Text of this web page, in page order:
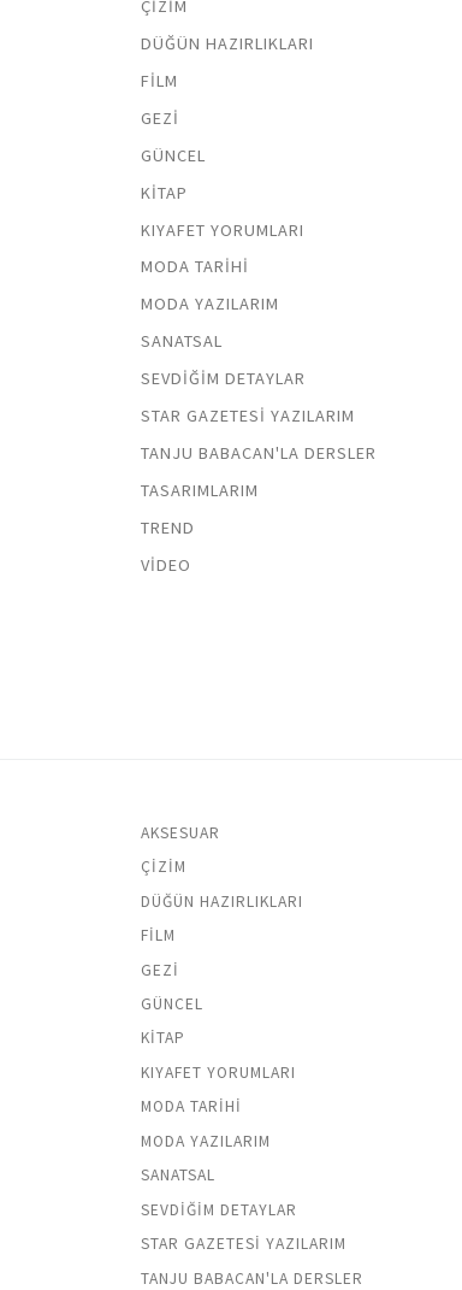
ÇIZIM
DÜĞÜN HAZIRLIKLARI
FILM
GEZI
GÜNCEL
KITAP
KIYAFET YORUMLARI
MODA TARIHI
MODA YAZILARIM
SANATSAL
SEVDIĞIM DETAYLAR
STAR GAZETESI YAZILARIM
TANJU BABACAN'LA DERSLER
TASARIMLARIM
TREND
VIDEO
AKSESUAR
ÇIZIM
DÜĞÜN HAZIRLIKLARI
FILM
GEZI
GÜNCEL
KITAP
KIYAFET YORUMLARI
MODA TARIHI
MODA YAZILARIM
SANATSAL
SEVDIĞIM DETAYLAR
STAR GAZETESI YAZILARIM
TANJU BABACAN'LA DERSLER